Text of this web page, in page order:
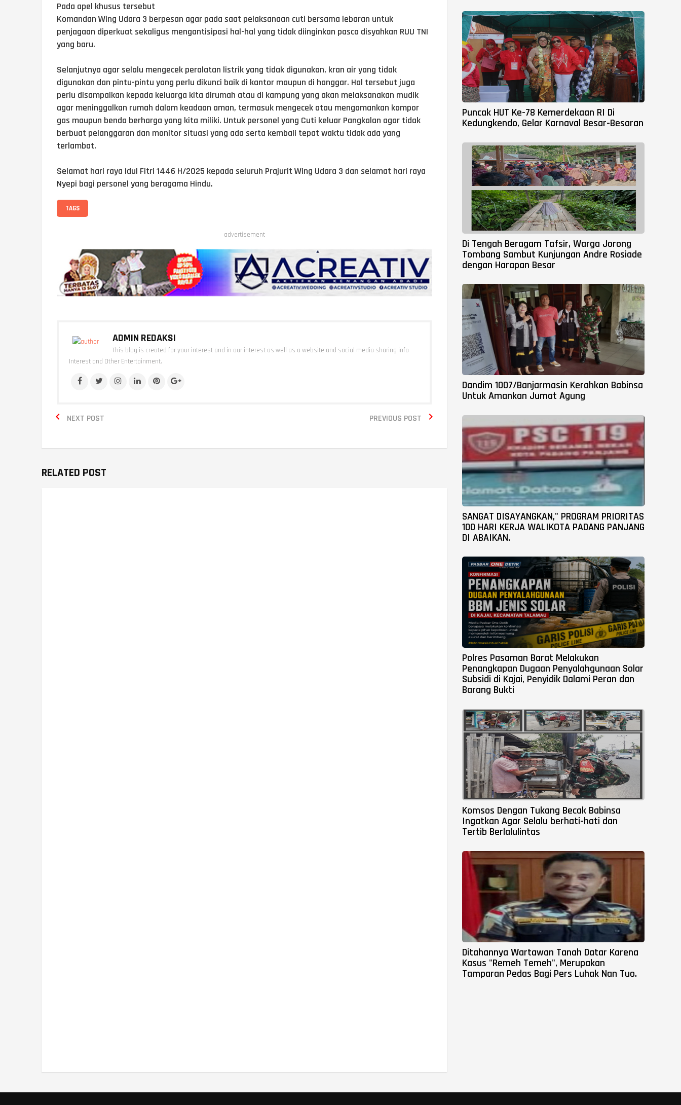
Pada apel khusus tersebut
Komandan Wing Udara 3 berpesan agar pada saat pelaksanaan cuti bersama lebaran untuk
penjagaan diperkuat sekaligus mengantisipasi hal-hal yang tidak diinginkan pasca disyahkan RUU TNI
yang baru.
Selanjutnya agar selalu mengecek peralatan listrik yang tidak digunakan, kran air yang tidak
digunakan dan pintu-pintu yang perlu dikunci baik di kantor maupun di hanggar. Hal tersebut juga
perlu disampaikan kepada keluarga kita dirumah atau di kampung yang akan melaksanakan mudik
agar meninggalkan rumah dalam keadaan aman, termasuk mengecek atau mengamankan kompor
gas maupun benda berharga yang kita miliki. Untuk personel yang Cuti keluar Pangkalan agar tidak
berbuat pelanggaran dan monitor situasi yang ada serta kembali tepat waktu tidak ada yang
terlambat.
Selamat hari raya Idul Fitri 1446 H/2025 kepada seluruh Prajurit Wing Udara 3 dan selamat hari raya
Nyepi bagi personel yang beragama Hindu.
TAGS
advertisement
ADMIN REDAKSI
This blog is created for your interest and in our interest as well as a website and social media sharing info
Interest and Other Entertainment.
NEXT POST
 PREVIOUS POST 
RELATED POST
Puncak HUT Ke-78 Kemerdekaan RI Di
Kedungkendo, Gelar Karnaval Besar-Besaran
Di Tengah Beragam Tafsir, Warga Jorong
Tombang Sambut Kunjungan Andre Rosiade
dengan Harapan Besar
Dandim 1007/Banjarmasin Kerahkan Babinsa
Untuk Amankan Jumat Agung
SANGAT DISAYANGKAN," PROGRAM PRIORITAS
100 HARI KERJA WALIKOTA PADANG PANJANG
DI ABAIKAN.
Polres Pasaman Barat Melakukan
Penangkapan Dugaan Penyalahgunaan Solar
Subsidi di Kajai, Penyidik Dalami Peran dan
Barang Bukti
Komsos Dengan Tukang Becak Babinsa
Ingatkan Agar Selalu berhati-hati dan
Tertib Berlalulintas
Ditahannya Wartawan Tanah Datar Karena
Kasus "Remeh Temeh", Merupakan
Tamparan Pedas Bagi Pers Luhak Nan Tuo.